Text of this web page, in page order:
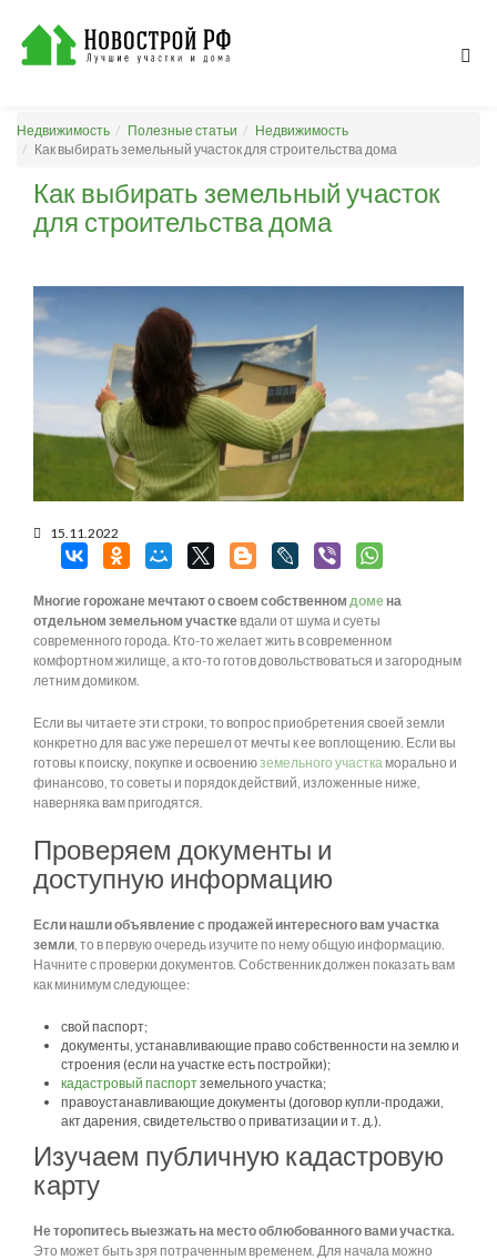
Недвижимость Полезные статьи
Недвижимость
Как выбирать земельный участок для строительства дома
Как выбирать земельный участок
для строительства дома
15.11.2022
Многие горожане мечтают о своем собственном доме на
отдельном земельном участке вдали от шума и суеты
современного города. Кто-то желает жить в современном
комфортном жилище, а кто-то готов довольствоваться и загородным
летним домиком.
Если вы читаете эти строки, то вопрос приобретения своей земли
конкретно для вас уже перешел от мечты к ее воплощению. Если вы
готовы к поиску, покупке и освоениюземельного участка морально и
финансово, то советы и порядок действий, изложенные ниже,
наверняка вам пригодятся.
Проверяем документы и
доступную информацию
Если нашли объявление с продажей интересного вам участка
земли, то в первую очередь изучите по нему общую информацию.
Начните с проверки документов. Собственник должен показать вам
как минимум следующее:
свой паспорт;
документы, устанавливающие право собственности на землю и
строения (если на участке есть постройки);
кадастровый паспортземельного участка;
правоустанавливающие документы (договор купли-продажи,
акт дарения, свидетельство о приватизации и т. д.).
Изучаем публичную кадастровую
карту
Не торопитесь выезжать на место облюбованного вами участка.
Это может быть зря потраченным временем. Для начала можно